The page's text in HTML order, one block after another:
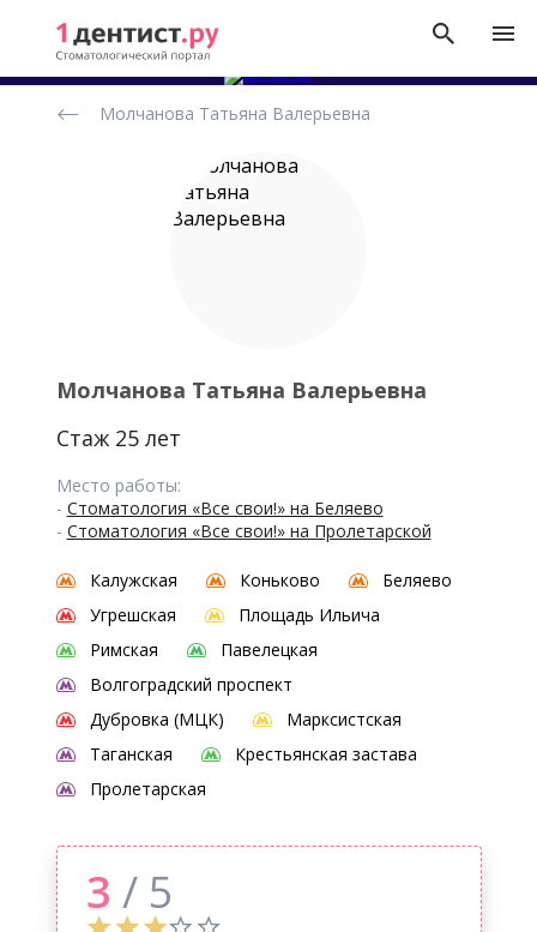
стоматологов
Молчанова Татьяна Валерьевна
Молчанова Татьяна Валерьевна
Стаж 25 лет
Место работы:
- Стоматология «Все свои!» на Беляево
- Стоматология «Все свои!» на Пролетарской
Калужская Коньково
Беляево
Угрешская
Площадь Ильича
Римская
Павелецкая
Волгоградский проспект
Дубровка (МЦК)
Марксистская
Таганская
Крестьянская застава
Пролетарская
3 / 5